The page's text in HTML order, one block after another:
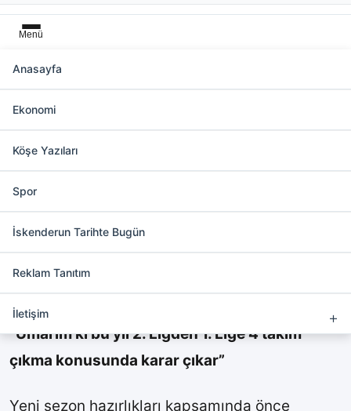
Menü
Anasayfa
Ekonomi
Köşe Yazıları
Spor
İskenderun Tarihte Bugün
Reklam Tanıtım
İletişim
Reklam Yönetimi eklentisini etkinleştirip bu
Gözler İskenderunspor-
Tuzlaspor maçında
İkinci Lig Kulüpler Birliği Başkanı da olan
İskenderunspor Kulüp Başkanı Hakan Bolat
“Umarım ki bu yıl 2. Ligden 1. Lige 4 takım
çıkma konusunda karar çıkar”
Yeni sezon hazırlıkları kapsamında önce